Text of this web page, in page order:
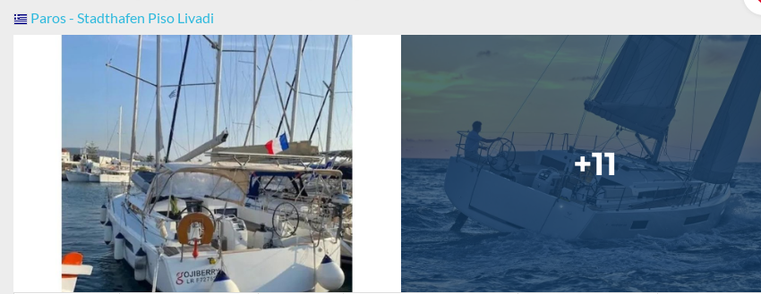
Paros - Stadthafen Piso Livadi
+11